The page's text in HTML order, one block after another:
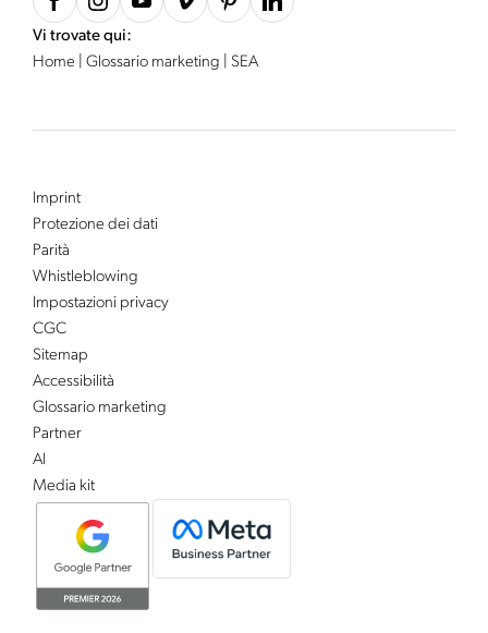
Vi trovate qui:
Home
Glossario marketing SEA
Imprint
Protezione dei dati
Parità
Whistleblowing
Impostazioni privacy
CGC
Sitemap
Accessibilità
Glossario marketing
Partner
AI
Media kit